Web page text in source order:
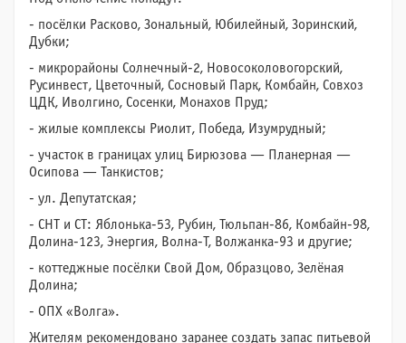
- посёлки Расково, Зональный, Юбилейный, Зоринский,
Дубки;
- микрорайоны Солнечный-2, Новосоколовогорский,
Русинвест, Цветочный, Сосновый Парк, Комбайн, Совхоз
ЦДК, Иволгино, Сосенки, Монахов Пруд;
- жилые комплексы Риолит, Победа, Изумрудный;
- участок в границах улиц Бирюзова — Планерная —
Осипова — Танкистов;
- ул. Депутатская;
- СНТ и СТ: Яблонька-53, Рубин, Тюльпан-86, Комбайн-98,
Долина-123, Энергия, Волна-Т, Волжанка-93 и другие;
- коттеджные посёлки Свой Дом, Образцово, Зелёная
Долина;
- ОПХ «Волга».
Жителям рекомендовано заранее создать запас питьевой